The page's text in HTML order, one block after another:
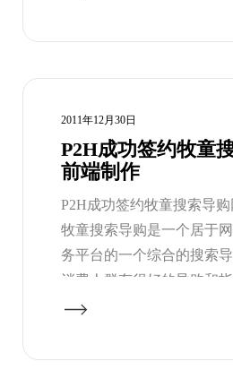
好玩容易上瘾的html5游戏
2011年12月30日
P2H成功签约牧童
前端制作
P2H成功签约牧童搜索导
牧童搜索导购是一个居于
务平台的一个综合的搜索
消费人群有很好的导购和
DIV+CSS+jQuery 架构。兼